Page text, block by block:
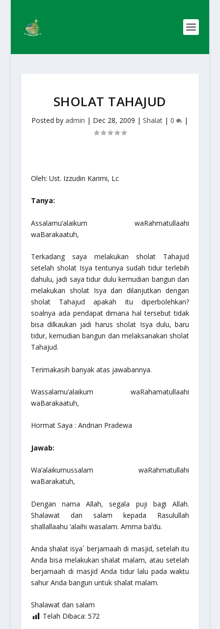
SHOLAT TAHAJUD
Posted byadmin | Dec 28, 2009 |Shalat |0 |
Oleh: Ust. Izzudin Karimi, Lc
Tanya:
Assalamu’alaikum waRahmatullaahi
waBarakaatuh,
Terkadang saya melakukan sholat Tahajud
setelah sholat Isya tentunya sudah tidur terlebih
dahulu, jadi saya tidur dulu kemudian bangun dan
melakukan sholat Isya dan dilanjutkan dengan
sholat Tahajud apakah itu diperbolehkan?
soalnya ada pendapat dimana hal tersebut tidak
bisa dilkaukan jadi harus sholat Isya dulu, baru
tidur, kemudian bangun dan melaksanakan sholat
Tahajud.
Terimakasih banyak atas jawabannya.
Wassalamu’alaikum waRahamatullaahi
waBarakaatuh,
Hormat Saya : Andrian Pradewa
Jawab:
Wa’alaikumussalam waRahmatullahi
waBarakatuh,
Dengan nama Allah, segala puji bagi Allah.
Shalawat dan salam kepada Rasulullah
shallallaahu ‘alaihi wasalam. Amma ba’du.
Anda shalat isya` berjamaah di masjid, setelah itu
Anda bisa melakukan shalat malam, atau setelah
berjamaah di masjid Anda tidur lalu pada waktu
sahur Anda bangun untuk shalat malam.
Shalawat dan salam
Telah Dibaca: 572